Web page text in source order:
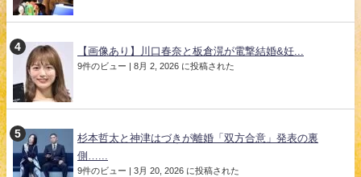
【画像あり】川口春奈と板倉滉が電撃結婚&妊...
9件のビュー 8月 2, 2026 に投稿された
杉本哲太と神津はづきが離婚「双方合意」発表の裏
側…...
9件のビュー 3月 20, 2026 に投稿された